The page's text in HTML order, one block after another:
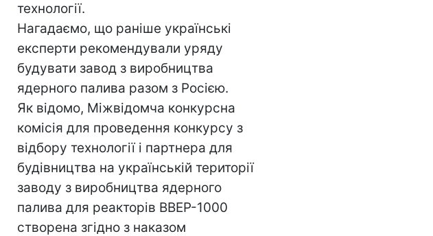
технології.
Нагадаємо, що раніше українські
експерти рекомендували уряду
будувати завод з виробництва
ядерного палива разом з Росією.
Як відомо, Міжвідомча конкурсна
комісія для проведення конкурсу з
відбору технології і партнера для
будівництва на українській території
заводу з виробництва ядерного
палива для реакторів ВВЕР-1000
створена згідно з наказом